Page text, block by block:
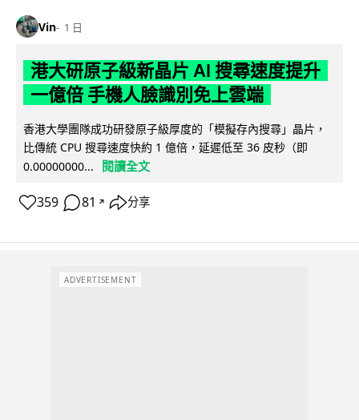
Vin 1 日
港大研原子級新晶片 AI 搜尋速度提升
一億倍 手機人臉識別免上雲端
香港大學團隊成功研發原子級厚度的「模擬存內搜尋」晶片，
比傳統 CPU 搜尋速度快約 1 億倍，延遲低至 36 皮秒（即
0.00000000...
閱讀全文
359 81 ↗ 分享
ADVERTISEMENT